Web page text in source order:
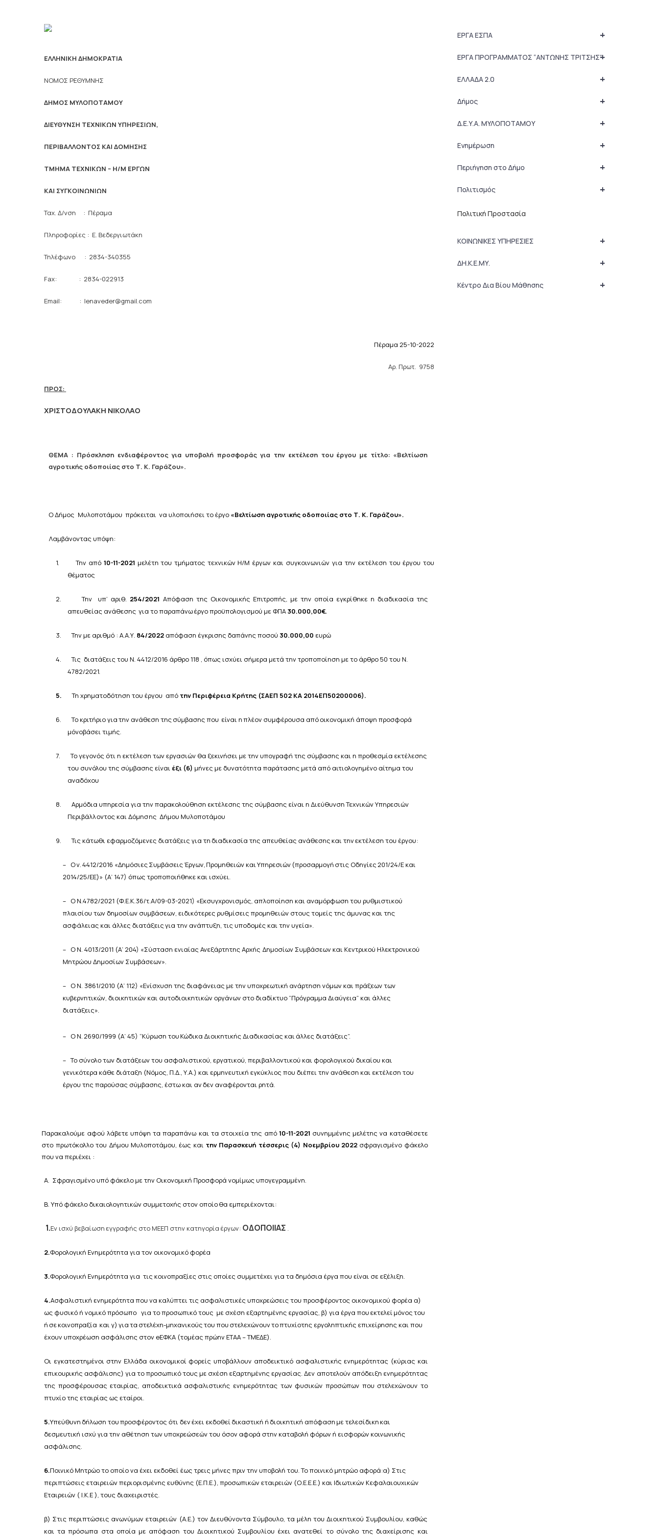
ΕΛΛΗΝΙΚΗ ΔΗΜΟΚΡΑΤΙΑ
ΝΟΜΟΣ ΡΕΘΥΜΝΗΣ
ΔΗΜΟΣ ΜΥΛΟΠΟΤΑΜΟΥ
ΔΙΕΥΘΥΝΣΗ ΤΕΧΝΙΚΩΝ ΥΠΗΡΕΣΙΩΝ,
ΠΕΡΙΒΑΛΛΟΝΤΟΣ ΚΑΙ ΔΟΜΗΣΗΣ
ΤΜΗΜΑ ΤΕΧΝΙΚΩΝ – Η/Μ ΕΡΓΩΝ
ΚΑΙ ΣΥΓΚΟΙΝΩΝΙΩΝ
Ταχ. Δ/νση : Πέραμα
Πληροφορίες : Ε. Βεδεργιωτάκη
Τηλέφωνο : 2834-340355
Fax: : 2834-022913
Email: : lenaveder@gmail.com
Πέραμα 25-10-2022
Αρ. Πρωτ. 9758
ΠΡΟΣ:
ΧΡΙΣΤΟΔΟΥΛΑΚΗ ΝΙΚΟΛΑΟ
ΘΕΜΑ : Πρόσκληση ενδιαφέροντος για υποβολή προσφοράς για την εκτέλεση του έργου με τίτλο: «Βελτίωση
αγροτικής οδοποιίας στο Τ. Κ. Γαράζου».
Ο Δήμος Μυλοποτάμου πρόκειται να υλοποιήσει το έργο «Βελτίωση αγροτικής οδοποιίας στο Τ. Κ. Γαράζου».
Λαμβάνοντας υπόψη:
1. Την από 10-11-2021 μελέτη του τμήματος τεχνικών Η/Μ έργων και συγκοινωνιών για την εκτέλεση του έργου του
θέματος
2. Την υπ’ αριθ. 254/2021 Απόφαση της Οικονομικής Επιτροπής, με την οποία εγκρίθηκε η διαδικασία της
απευθείας ανάθεσης για τοπαραπάνωέργοπροϋπολογισμού με ΦΠΑ30.000,00€.
3. Την με αριθμό : Α.Α.Υ. 84/2022 απόφαση έγκρισης δαπάνης ποσού 30.000,00 ευρώ
4. Τις διατάξεις του Ν. 4412/2016 άρθρο 118 , όπως ισχύει σήμερα μετά τηντροποποίηση μετο άρθρο50 του Ν.
4782/2021.
5. Τη χρηματοδότηση του έργου από την Περιφέρεια Κρήτης (ΣΑΕΠ 502 ΚΑ 2014ΕΠ50200006).
6. Το κριτήριογιατην ανάθεση της σύμβασης που είναι ηπλέον συμφέρουσα απόοικονομική άποψη προσφορά
μόνοβάσει τιμής.
7.
Το γεγονός ότι η εκτέλεση των εργασιών θα ξεκινήσει με την υπογραφή της σύμβασης και η προθεσμία εκτέλεσης
του συνόλου της σύμβασης είναι έξι (6)μήνες με δυνατότητα παράτασης μετά από αιτιολογημένο αίτημα του
αναδόχου
8. Αρμόδια υπηρεσία για την παρακολούθηση εκτέλεσης της σύμβασης είναι η Διεύθυνση ΤεχνικώνΥπηρεσιών
Περιβάλλοντος και Δόμησης Δήμου Μυλοποτάμου
9. Τις κάτωθι εφαρμοζόμενες διατάξεις για τη διαδικασία της απευθείας ανάθεσηςκαι τηνεκτέλεση του έργου:
– Ον.4412/2016 «Δημόσιες ΣυμβάσειςΈργων,ΠρομηθειώνκαιΥπηρεσιών (προσαρμογή στις Οδηγίες 201/24/Εκαι
2014/25/ΕΕ)» (Α’ 147) όπως τροποποιήθηκε και ισχύει.
– Ο Ν.4782/2021 (Φ.Ε.Κ.36/τ.Α/09-03-2021) «Εκσυγχρονισμός, απλοποίηση και αναμόρφωση του ρυθμιστικού
πλαισίου των δημοσίων συμβάσεων, ειδικότερες ρυθμίσεις προμηθειών στους τομείς της άμυνας και της
ασφάλειας και άλλες διατάξειςγια την ανάπτυξη, τις υποδομές και τηνυγεία».
– ΟΝ. 4013/2011 (Α’ 204) «Σύσταση ενιαίας Ανεξάρτητης Αρχής Δημοσίων Συμβάσεωνκαι Κεντρικού Ηλεκτρονικού
Μητρώου Δημοσίων Συμβάσεων».
– Ο Ν. 3861/2010 (Α’ 112) «Ενίσχυση της διαφάνειας με την υποχρεωτική ανάρτηση νόμων και πράξεων των
κυβερνητικών, διοικητικών και αυτοδιοικητικών οργάνων στο διαδίκτυο “Πρόγραμμα Διαύγεια” και άλλες
διατάξεις».
– ΟΝ. 2690/1999 (Α’ 45) “Κύρωση τουΚώδικα Διοικητικής Διαδικασίας και άλλες διατάξεις”.
– Το σύνολο των διατάξεων του ασφαλιστικού, εργατικού, περιβαλλοντικού και φορολογικού δικαίου και
γενικότερα κάθε διάταξη (Νόμος, Π.Δ., Υ.Α.) και ερμηνευτική εγκύκλιος που διέπει την ανάθεση και εκτέλεση του
έργου της παρούσας σύμβασης, έστωκαι ανδεν αναφέρονται ρητά.
Παρακαλούμε αφού λάβετε υπόψη τα παραπάνω και τα στοιχεία της από 10-11-2021 συνημμένης μελέτης να καταθέσετε
στο πρωτόκολλο του Δήμου Μυλοποτάμου, έως και την Παρασκευή τέσσερις (4) Νοεμβρίου 2022 σφραγισμένο φάκελο
που να περιέχει :
Α. Σφραγισμένο υπό φάκελο με την Οικονομική Προσφορά νομίμως υπογεγραμμένη.
Β. Υπό φάκελο δικαιολογητικών συμμετοχής στον οποίοθα εμπεριέχονται:
1.Εν ισχύ βεβαίωση εγγραφής στο ΜΕΕΠ στην κατηγορία έργων: ΟΔΟΠΟΙΙΑΣ
2.Φορολογική Ενημερότητα για τον οικονομικό φορέα
3.Φορολογική Ενημερότητα για τις κοινοπραξίες στις οποίες συμμετέχει για τα δημόσια έργα που είναι σε εξέλιξη.
4.Ασφαλιστική ενημερότητα που να καλύπτει τις ασφαλιστικές υποχρεώσεις του προσφέροντος οικονομικού φορέα α)
ως φυσικό ή νομικό πρόσωπο για το προσωπικό τους με σχέση εξαρτημένης εργασίας, β) για έργα που εκτελεί μόνοςτου
ή σεκοινοπραξίακαι γ) γιατα στελέχη-μηχανικούςτου που στελεχώνουντοπτυχίοτης εργοληπτικής επιχείρησης και που
έχουν υποχρέωση ασφάλισης στον eΕΦΚΑ (τομέας πρώην ΕΤΑΑ –ΤΜΕΔΕ).
Οι εγκατεστημένοι στην Ελλάδα οικονομικοί φορείς υποβάλλουν αποδεικτικό ασφαλιστικής ενημερότητας (κύριας και
επικουρικής ασφάλισης) για το προσωπικό τους με σχέση εξαρτημένης εργασίας. Δεν αποτελούν απόδειξη ενημερότητας
της προσφέρουσας εταιρίας, αποδεικτικά ασφαλιστικής ενημερότητας των φυσικών προσώπων που στελεχώνουν το
πτυχίοτης εταιρίας ως εταίροι.
5.Υπεύθυνη δήλωση τουπροσφέροντος ότι δενέχει εκδοθεί δικαστική ή διοικητική απόφασημετελεσίδικηκαι
δεσμευτική ισχύ για την αθέτηση των υποχρεώσεών του όσον αφορά στην καταβολή φόρων ή εισφορώνκοινωνικής
ασφάλισης.
6.Ποινικό Μητρώο το οποίο να έχει εκδοθεί έως τρεις μήνες πριν την υποβολή του. Το ποινικό μητρώο αφορά:α) Στις
περιπτώσεις εταιρειών περιορισμένης ευθύνης (Ε.Π.Ε.), προσωπικών εταιρειών (Ο.Ε.Ε.Ε.) και ΙδιωτικώνΚεφαλαιουχικών
Εταιρειών ( Ι.Κ.Ε ), τους διαχειριστές.
β) Στις περιπτώσεις ανωνύμων εταιρειών (Α.Ε.) τον Διευθύνοντα Σύμβουλο, τα μέλη του Διοικητικού Συμβουλίου, καθώς
και τα πρόσωπα στα οποία με απόφαση του Διοικητικού Συμβουλίου έχει ανατεθεί το σύνολο της διαχείρισης και
+
ΕΡΓΑ ΕΣΠΑ
+
ΕΡΓΑ ΠΡΟΓΡΑΜΜΑΤΟΣ “ΑΝΤΩΝΗΣ ΤΡΙΤΣΗΣ”
+
ΕΛΛΑΔΑ 2.0
+
Δήμος
+
Δ.Ε.Υ.Α. ΜΥΛΟΠΟΤΑΜΟΥ
+
Ενημέρωση
+
Περιήγηση στο Δήμο
+
Πολιτισμός
Πολιτική Προστασία
+
ΚΟΙΝΩΝΙΚΕΣ ΥΠΗΡΕΣΙΕΣ
+
ΔΗ.Κ.Ε.ΜΥ.
+
Κέντρο Δια Βίου Μάθησης